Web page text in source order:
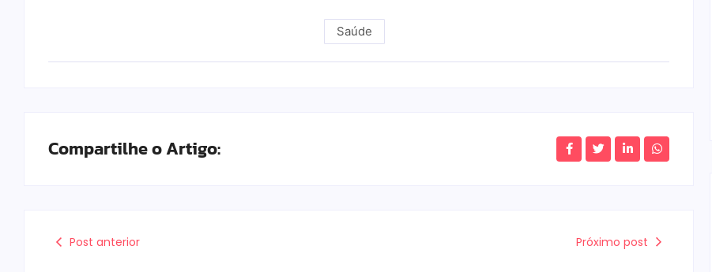
Saúde
Compartilhe o Artigo:
Post anterior Próximo post